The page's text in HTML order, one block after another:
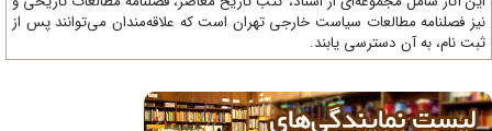
فصلنامه مطالعات سیاست خارجی تهران است که علاقه‌مندان می‌توانند پس از
نام، به آن دسترسی یابند.